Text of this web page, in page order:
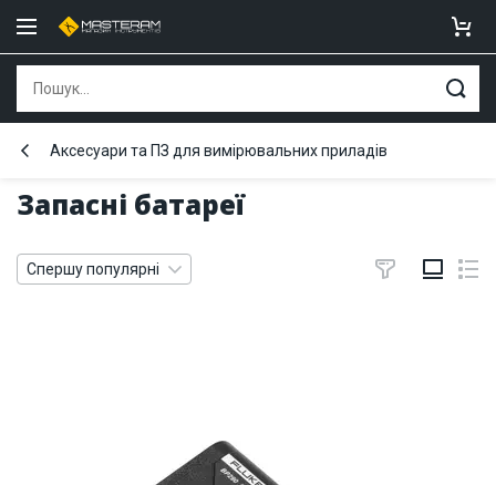
Запасні батареї
Аксесуари та ПЗ для вимірювальних приладів
Спершу популярні